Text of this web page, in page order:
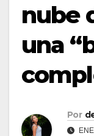
nube
una
Por